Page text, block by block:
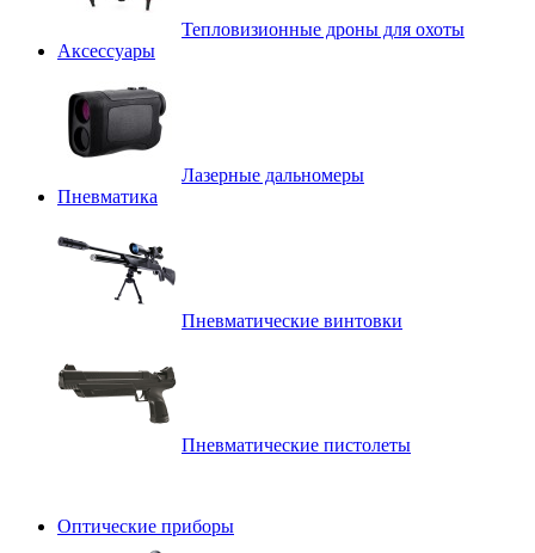
Тепловизионные дроны для охоты
Аксессуары
Лазерные дальномеры
Пневматика
Пневматические винтовки
Пневматические пистолеты
Оптические приборы